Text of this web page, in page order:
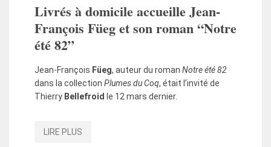
Livrés à domicile accueille Jean-
François Füeg et son roman “Notre
été 82”
Jean-François Füeg, auteur du roman Notre été 82
dans la collection Plumes du Coq, était l’invité de
Thierry Bellefroid le 12 mars dernier.
LIRE PLUS